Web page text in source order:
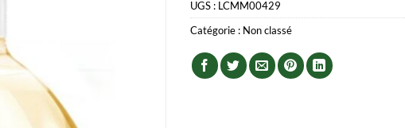
UGS : LCMM00429
Catégorie : Non classé